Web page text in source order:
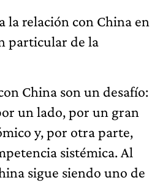
relación con China en
particular de la
China son un desafío:
un lado, por un gran
y, por otra parte,
sistémica. Al
sigue siendo uno de